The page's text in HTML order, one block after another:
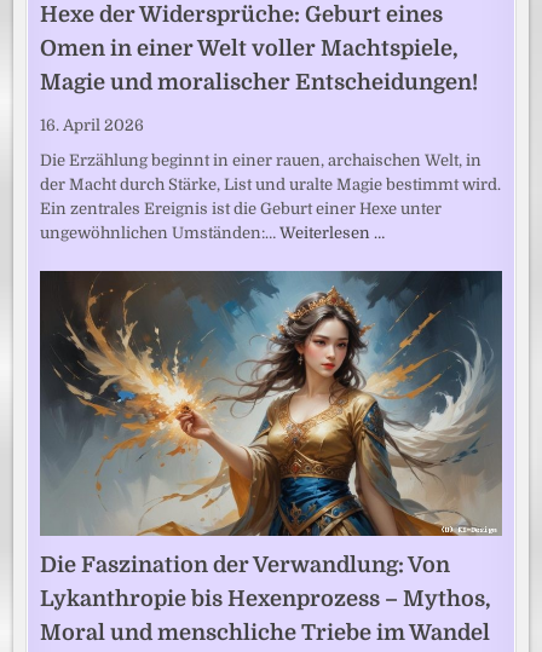
Hexe der Widersprüche: Geburt eines
Omen in einer Welt voller Machtspiele,
Magie und moralischer Entscheidungen!
16. April 2026
Die Erzählung beginnt in einer rauen, archaischen Welt, in
der Macht durch Stärke, List und uralte Magie bestimmt wird.
Ein zentrales Ereignis ist die Geburt einer Hexe unter
ungewöhnlichen Umständen:…Weiterlesen …
Die Faszination der Verwandlung: Von
Lykanthropie bis Hexenprozess – Mythos,
Moral und menschliche Triebe im Wandel